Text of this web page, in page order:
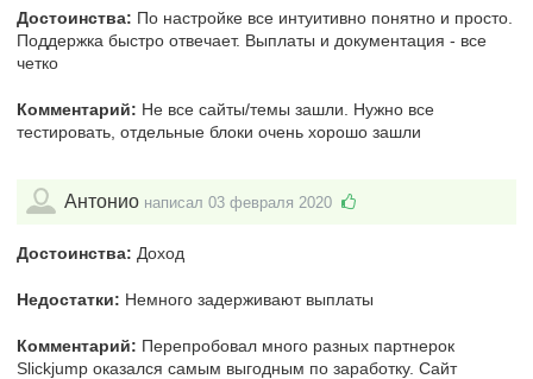
Достоинства: По настройке все интуитивно понятно и просто.
Поддержка быстро отвечает. Выплаты и документация - все
четко
Комментарий: Не все сайты/темы зашли. Нужно все
тестировать, отдельные блоки очень хорошо зашли
Антонио написал 03 февраля 2020
Достоинства: Доход
Недостатки: Немного задерживают выплаты
Комментарий: Перепробовал много разных партнерок
Slickjump оказался самым выгодным по заработку. Сайт